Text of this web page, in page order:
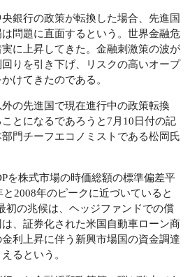
銀行の政策が転換した場合、先進国
問題に直面するという。世界金融危
に上昇してきた。金融刺激策の波が
りを引き下げ、リスクの高いオープ
けてきたのである。
の先進国で現在進行中の政策転換
とになるであろうと7月10日付の記
門チーフエコノミストである松岡氏
を株式市場の時価総額の標準偏差平
2008年のピークに近づいていると
初の兆候は、ヘッジファンドでの償
、証券化された米国自動車ローン商
利上昇に伴う新興市場国の資金調達
るという。